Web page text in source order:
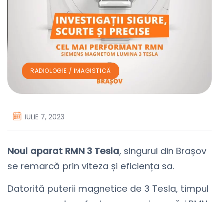
RADIOLOGIE / IMAGISTICĂ
IULIE 7, 2023
Noul aparat RMN 3 Tesla, singurul din Brașov
se remarcă prin viteza și eficiența sa.
Datorită puterii magnetice de 3 Tesla, timpul